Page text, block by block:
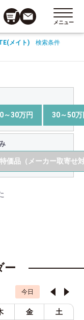
メニュー
メイト) 検索条件
～30万円 30～50万
特価品（メーカー取寄せ
ー
今日
金 土